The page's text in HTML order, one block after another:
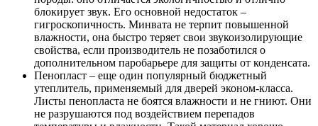
блокирует звук. Его основной недостаток –
гигроскопичность. Минвата не терпит повышенной
влажности, она быстро теряет свои звукоизолирующие
свойства, если производитель не позаботился о
дополнительном паробарьере для защиты от конденсата.
Пенопласт – еще один популярный бюджетный
утеплитель, применяемый для дверей эконом-класса.
Листы пенопласта не боятся влажности и не гниют. Они
не разрушаются под воздействием перепадов